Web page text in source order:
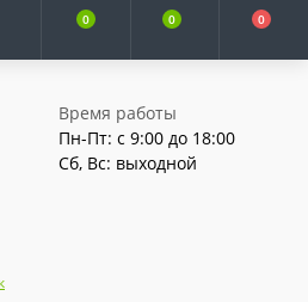
0 0 0
Время работы
Пн-Пт: с 9:00 до 18:00
Сб, Вс: выходной